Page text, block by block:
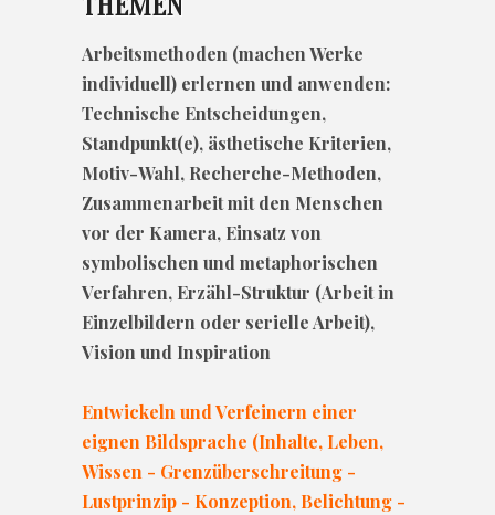
Arbeitsmethoden (machen Werke
individuell) erlernen und anwenden:
Technische Entscheidungen,
Standpunkt(e), ästhetische Kriterien,
Motiv-Wahl, Recherche-Methoden,
Zusammenarbeit mit den Menschen
vor der Kamera, Einsatz von
symbolischen und metaphorischen
Verfahren, Erzähl-Struktur (Arbeit in
Einzelbildern oder serielle Arbeit),
Vision und Inspiration
Entwickeln und Verfeinern einer
eignen Bildsprache (Inhalte, Leben,
Wissen - Grenzüberschreitung -
Lustprinzip - Konzeption, Belichtung -